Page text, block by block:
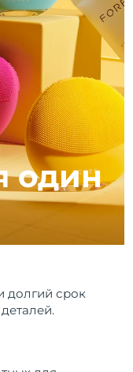
один
долгий срок